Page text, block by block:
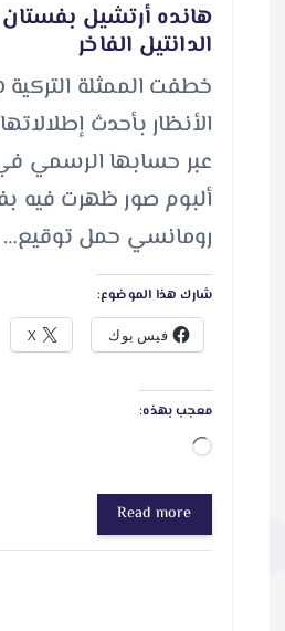
هانده أرتشيل
الدانتيل الفاخر
خطفت الممثلة التركية
الأنظار بأحدث
عبر حسابها الرسمي
ألبوم صور ظهرت فيه
رومانسي حمل توقيع…
شارك هذا الموضوع:
فيس بوك X
معجب بهذه:
ج
ا
ر
ي
Read more